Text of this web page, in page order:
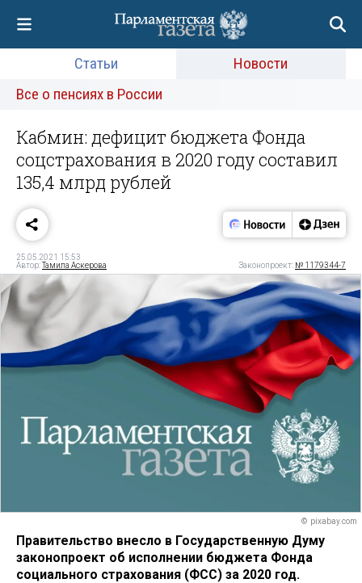
Статьи
Новости
Все о пенсиях в России
Кабмин: дефицит бюджета Фонда
соцстрахования в 2020 году составил
135,4 млрд рублей
25.05.2021 15:53
Автор:Тамила Аскерова Законопроект: № 1179344-7
© pixabay.com
Правительство внесло в Государственную Думу
законопроект об исполнении бюджета Фонда
социального страхования (ФСС) за 2020 год.